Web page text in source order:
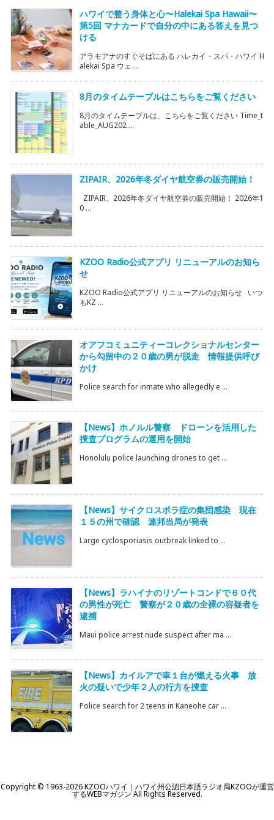
ハワイで整う身体と心〜Halekai Spa Hawaii〜
第5回 マナカードで自分の中にある答えを見つ
ける
アラモアナのすぐそばにある ハレカイ・スパ・ハワイ H
alekai Spa ウェ ...
8月のタイムテーブルはこちらをご覧ください
8月のタイムテーブルは、こちらをご覧ください Time_t
able_AUG202 ...
ZIPAIR、2026年冬ダイヤ航空券の販売開始！
ZIPAIR、2026年冬ダイヤ航空券の販売開始！ 2026年1
0 ...
KZOO Radio公式アプリ リニューアルのお知ら
せ
KZOO Radio公式アプリ リニューアルのお知らせ いつ
もKZ ...
オアフコミュニティーコレクショナルセンター
から勾留中の２０歳の男が脱走 情報提供呼び
かけ
Police search for inmate who allegedly e ...
【News】ホノルル警察 ドローンを活用した
捜査プログラムの運用を開始
Honolulu police launching drones to get ...
【News】サイクロスポラ症の集団感染 現在
１５の州で確認 連邦当局が発表
Large cyclosporiasis outbreak linked to ...
【News】ラハイナのリゾートコンドで６０代
の男性が死亡 警察が２０歳の全裸の容疑者を
逮捕
Maui police arrest nude suspect after ma ...
【News】カイルアで車１台が燃える火事 放
火の疑いで少年２人の行方を捜査
Police search for 2 teens in Kaneohe car ...
Copyright © 1963-2026KZOOハワイ｜ハワイ州公認日本語ラジオ局KZOOが運営
するWEBマガジンAll Rights Reserved.